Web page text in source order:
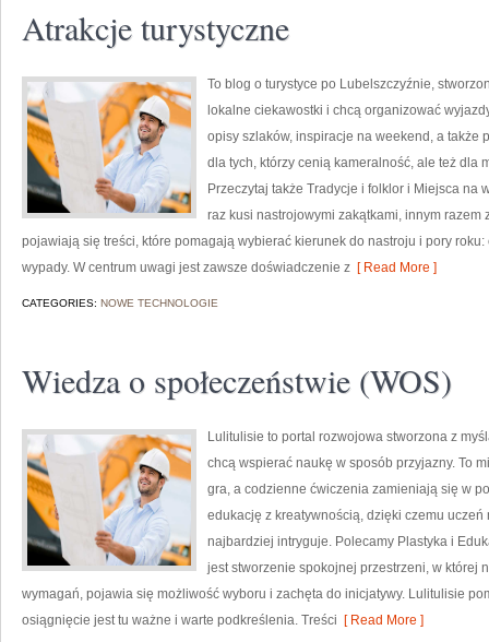
Atrakcje turystyczne
To blog o turystyce po Lubelszczyźnie,
lokalne ciekawostki i chcą organizować
opisy szlaków, inspiracje na weekend, a także
dla tych, którzy cenią kameralność, ale też dla
Przeczytaj także Tradycje i folklor i Miejsca na
raz kusi nastrojowymi zakątkami, innym
pojawiają się treści, które pomagają wybierać kierunek do nastroju i pory
wypady. W centrum uwagi jest zawsze doświadczenie z [ Read More ]
CATEGORIES: NOWE TECHNOLOGIE
Wiedza o społeczeństwie (WOS)
Lulitulisie to portal rozwojowa stworzona z
chcą wspierać naukę w sposób przyjazny. To
gra, a codzienne ćwiczenia zamieniają się w
edukację z kreatywnością, dzięki czemu
najbardziej intryguje. Polecamy Plastyka i
jest stworzenie spokojnej przestrzeni, w której
wymagań, pojawia się możliwość wyboru i zachęta do inicjatywy. Lulitulisie
osiągnięcie jest tu ważne i warte podkreślenia. Treści [ Read More ]